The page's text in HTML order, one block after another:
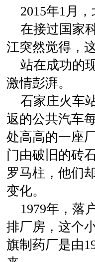
2015年1月，
在接过国家
江突然觉得，
站在成功的
激情彭湃。
石家庄火车
返的公共汽车
处高高的一座
门由破旧的砖
罗马柱，他们
变化。
1979年，落
排厂房，这个
旗制药厂是由